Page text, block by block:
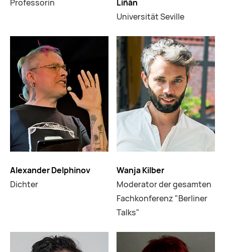
Professorin
Liñán
Universität Seville
Alexander Delphinov
Dichter
Wanja Kilber
Moderator der gesamten
Fachkonferenz "Berliner
Talks"